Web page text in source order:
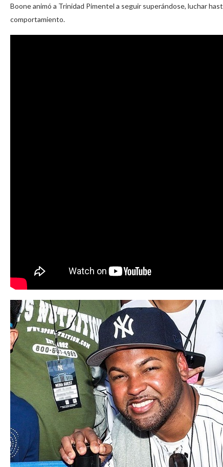
Boone animó a Trinidad Pimentel a seguir superándose, luchar
comportamiento.